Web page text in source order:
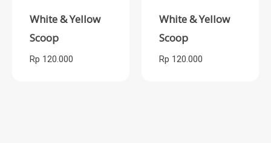
White & Yellow
Scoop
Rp 120.000
White & Yellow
Scoop
Rp 120.000